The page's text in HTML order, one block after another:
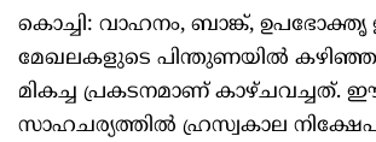
കൊച്ചി: വാഹനം, ബാങ്ക്,
മേഖലകളുടെ പിന്തുണയില്‍
മികച്ച പ്രകടനമാണ് കാഴ്ചവച്ചത്.
സാഹചര്യത്തില്‍ ഹ്രസ്വകാല